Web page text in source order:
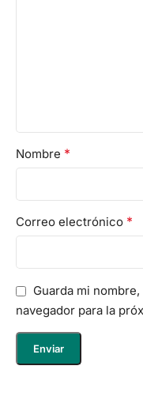
Nombre *
Correo electrónico *
Guarda mi
navegador para la